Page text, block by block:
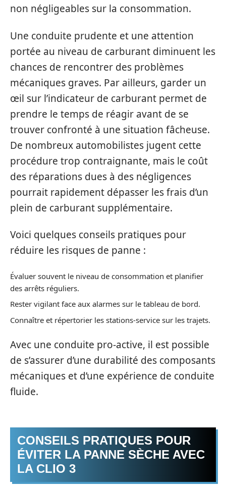
non négligeables sur la consommation.
Une conduite prudente et une attention
portée au niveau de carburant diminuent les
chances de rencontrer des problèmes
mécaniques graves. Par ailleurs, garder un
œil sur l’indicateur de carburant permet de
prendre le temps de réagir avant de se
trouver confronté à une situation fâcheuse.
De nombreux automobilistes jugent cette
procédure trop contraignante, mais le coût
des réparations dues à des négligences
pourrait rapidement dépasser les frais d’un
plein de carburant supplémentaire.
Voici quelques conseils pratiques pour
réduire les risques de panne :
Évaluer souvent le niveau de consommation et planifier
des arrêts réguliers.
Rester vigilant face aux alarmes sur le tableau de bord.
Connaître et répertorier les stations-service sur les trajets.
Avec une conduite pro-active, il est possible
de s’assurer d’une durabilité des composants
mécaniques et d’une expérience de conduite
fluide.
CONSEILS PRATIQUES POUR
ÉVITER LA PANNE SÈCHE AVEC
LA CLIO 3